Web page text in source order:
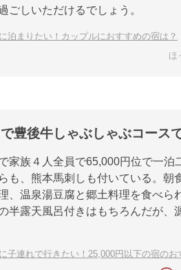
ごしいただけるでしょう。
泊まりたい！カップルにおすすめの宿は？
ほ
豊後牛しゃぶしゃぶコース
家族４人全員で65,000円位で一泊
も、熊本馬刺しも付いている。朝
、温泉湯豆腐と郷土料理を食べら
半露天風呂付きはもちろんだが、
子連れで行きたい！25,000円以下の宿のお